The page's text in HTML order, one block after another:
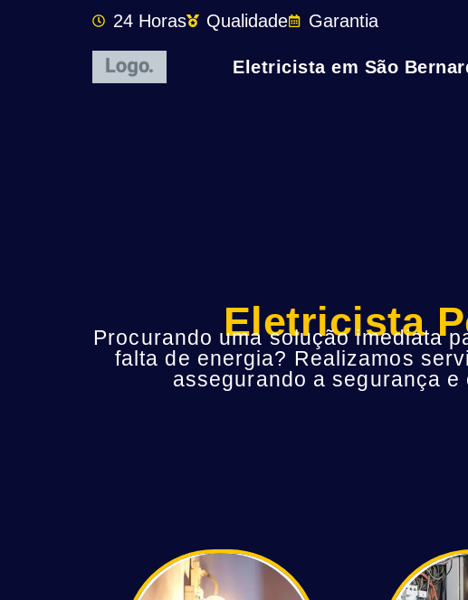
24 Horas Qualidade Garantia
Eletricista em São
Eletricista
Procurando uma solução imediata
falta de energia? Realizamos
assegurando a segurança